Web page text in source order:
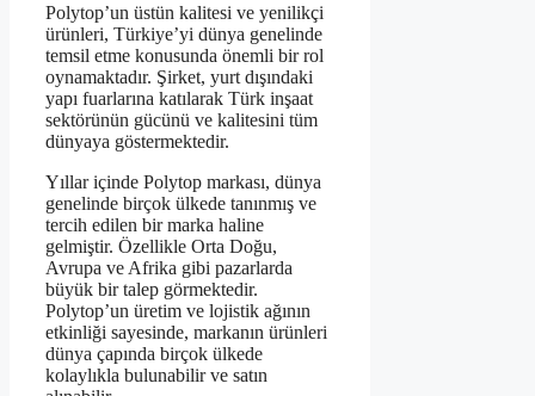
Polytop’un üstün kalitesi ve yenilikçi
ürünleri, Türkiye’yi dünya genelinde
temsil etme konusunda önemli bir rol
oynamaktadır. Şirket, yurt dışındaki
yapı fuarlarına katılarak Türk inşaat
sektörünün gücünü ve kalitesini tüm
dünyaya göstermektedir.
Yıllar içinde Polytop markası, dünya
genelinde birçok ülkede tanınmış ve
tercih edilen bir marka haline
gelmiştir. Özellikle Orta Doğu,
Avrupa ve Afrika gibi pazarlarda
büyük bir talep görmektedir.
Polytop’un üretim ve lojistik ağının
etkinliği sayesinde, markanın ürünleri
dünya çapında birçok ülkede
kolaylıkla bulunabilir ve satın